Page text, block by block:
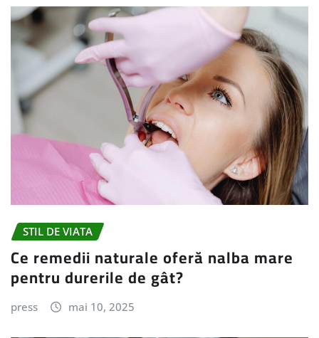
STIL DE VIATA
Ce remedii naturale oferă nalba mare
pentru durerile de gât?
press mai 10, 2025